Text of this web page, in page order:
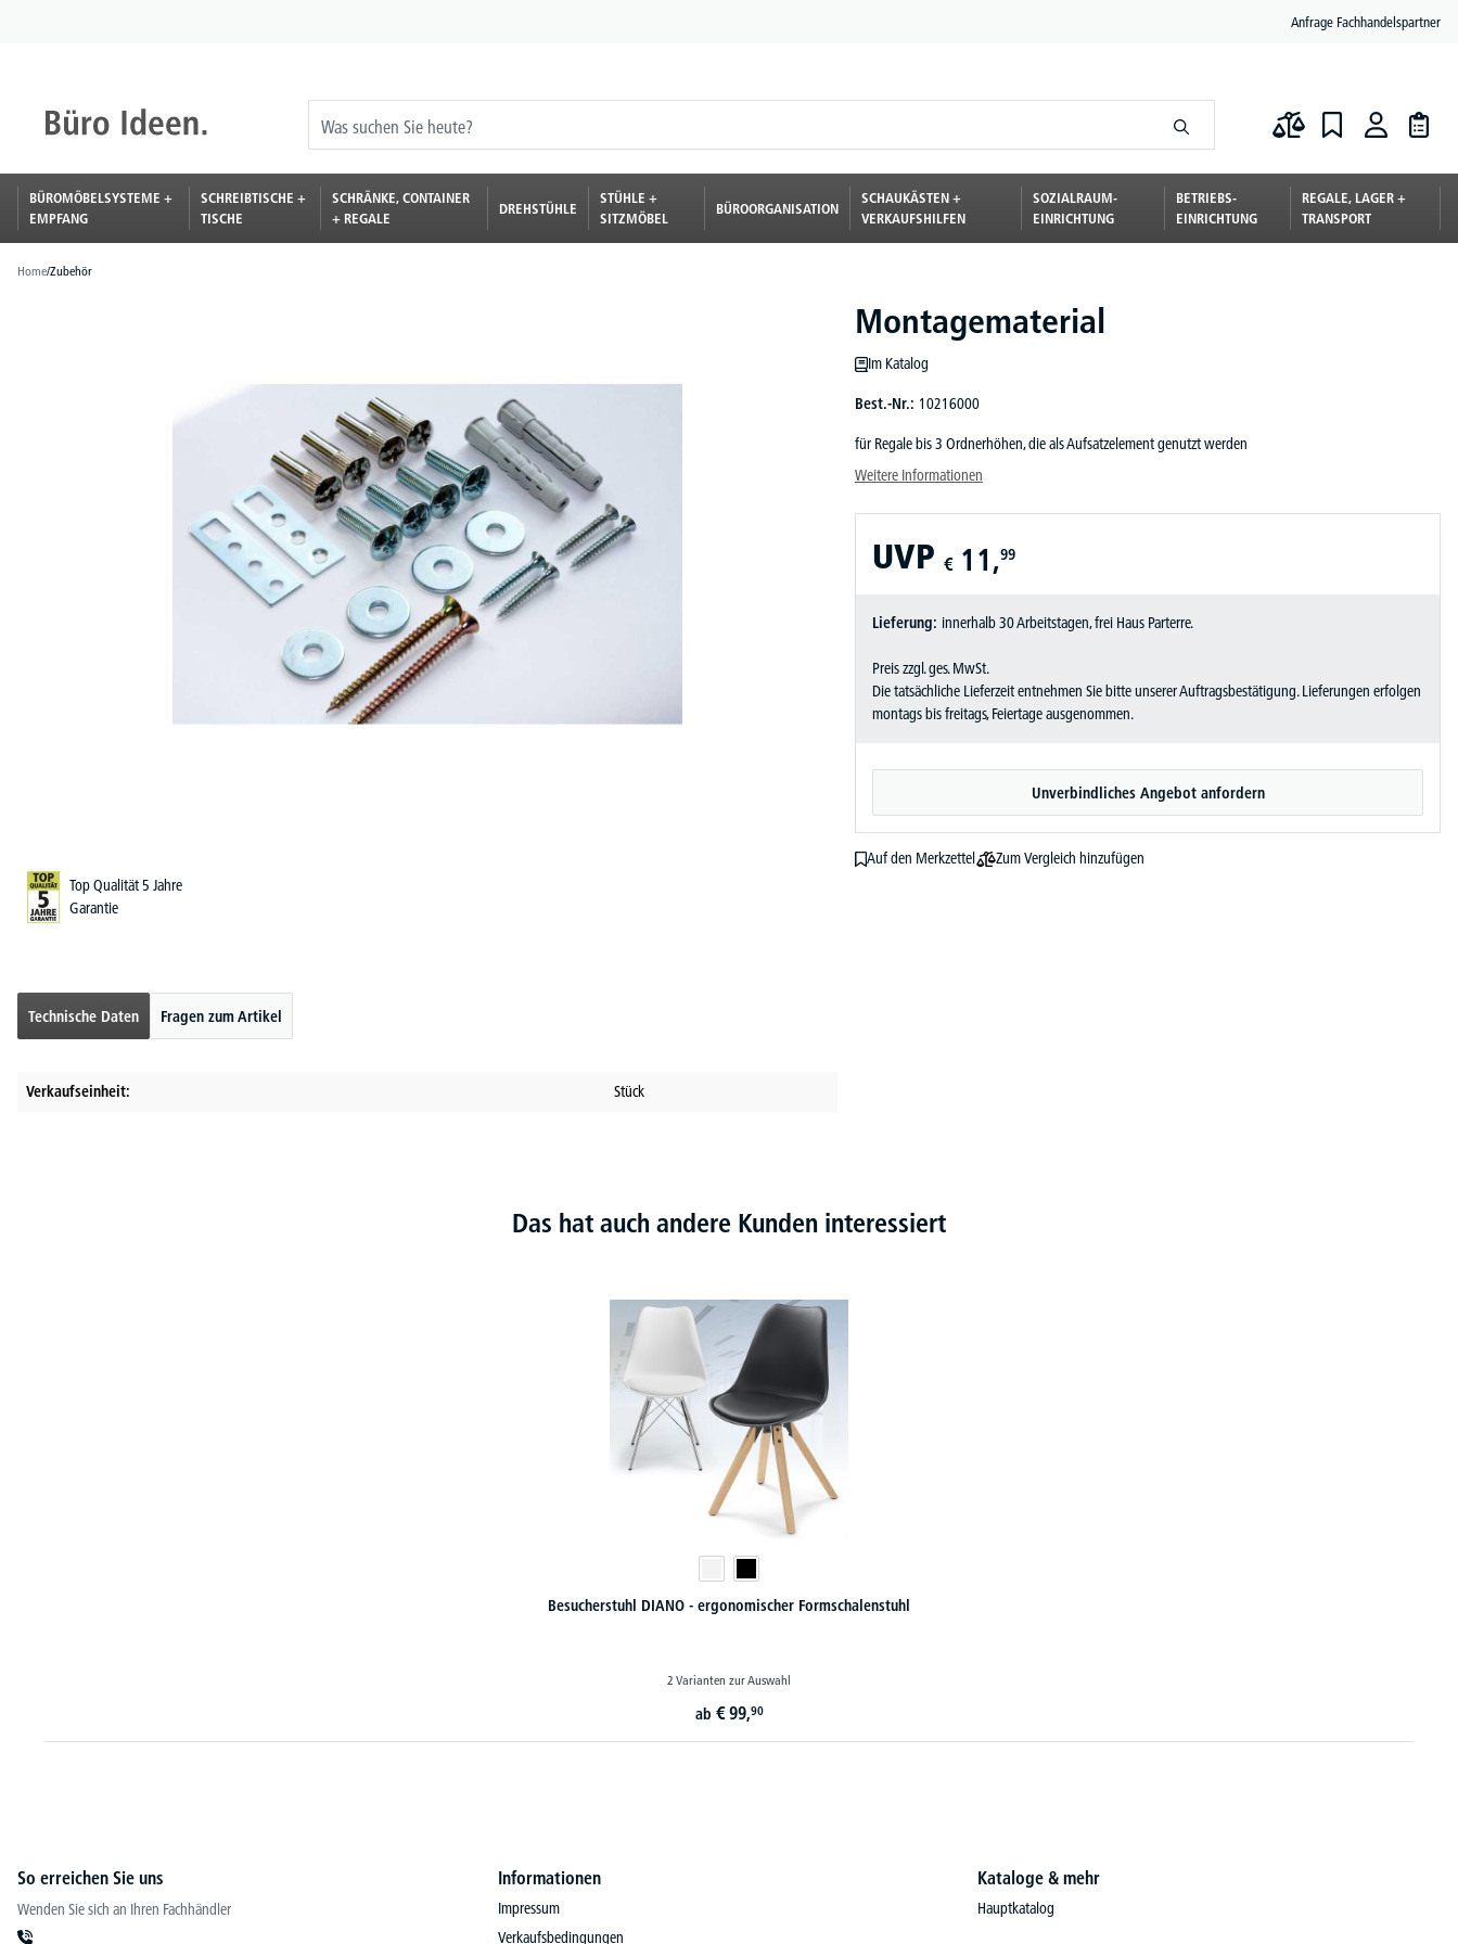
Anfrage Fachhandelspartner
BÜROMÖBELSYSTEME +
EMPFANG
SCHREIBTISCHE +
TISCHE
SCHRÄNKE, CONTAINER
+ REGALE
DREHSTÜHLE
STÜHLE +
SITZMÖBEL
BÜROORGANISATION
SCHAUKÄSTEN +
VERKAUFSHILFEN
SOZIALRAUM-
EINRICHTUNG
BETRIEBS-
EINRICHTUNG
REGALE, LAGER +
TRANSPORT
Home/Zubehör
Montagematerial
Im Katalog
Best.-Nr.: 10216000
für Regale bis 3 Ordnerhöhen, die als Aufsatzelement genutzt werden
Weitere Informationen
UVP € 11,99
Lieferung: innerhalb 30 Arbeitstagen, frei Haus Parterre.
Preis zzgl. ges. MwSt.
Die tatsächliche Lieferzeit entnehmen Sie bitte unserer Auftragsbestätigung. Lieferungen erfolgen
montags bis freitags, Feiertage ausgenommen.
Unverbindliches Angebot anfordern
Auf den Merkzettel
Zum Vergleich hinzufügen
Top Qualität 5 Jahre
Garantie
Technische Daten Fragen zum Artikel
Verkaufseinheit: Stück
Das hat auch andere Kunden interessiert
Besucherstuhl DIANO - ergonomischer Formschalenstuhl
So erreichen Sie uns
Wenden Sie sich an Ihren Fachhändler
Informationen
Impressum
Verkaufsbedingungen
Kataloge & mehr
Hauptkatalog